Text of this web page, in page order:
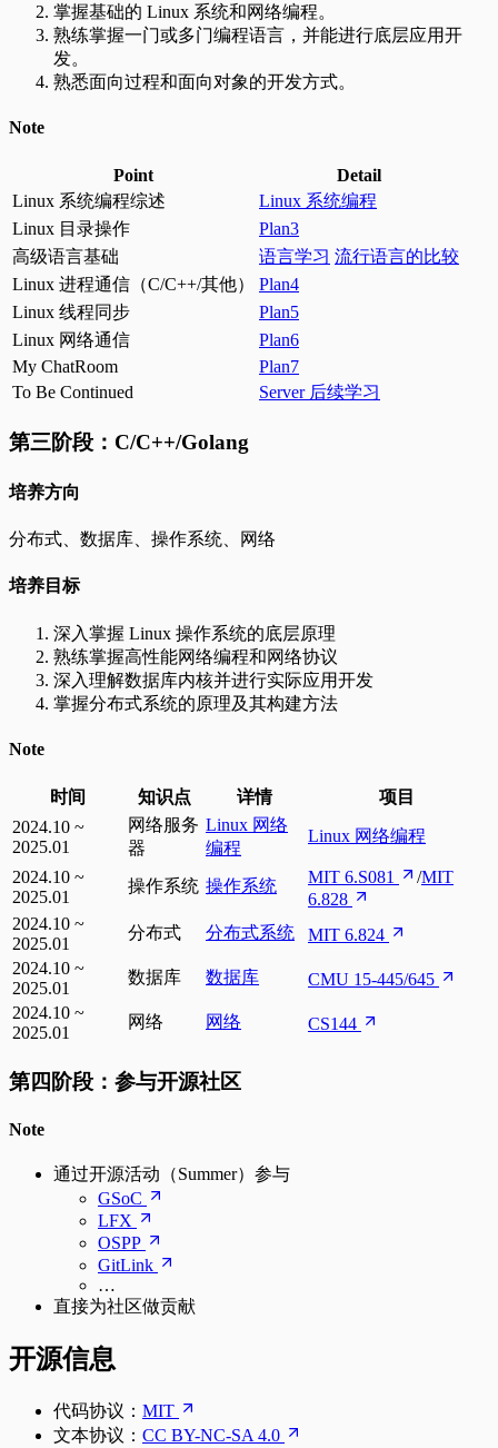
掌握基础的 Linux 系统和网络编程。
熟练掌握一门或多门编程语言，并能进行底层应用开
发。
熟悉面向过程和面向对象的开发方式。
Note
Point
Detail
Linux 系统编程综述
Linux 系统编程
Linux 目录操作
Plan3
高级语言基础
语言学习 流行语言的比较
Linux 进程通信（C/C++/其他）
Plan4
Linux 线程同步
Plan5
Linux 网络通信
Plan6
My ChatRoom
Plan7
To Be Continued
Server 后续学习
第三阶段：C/C++/Golang
培养方向
分布式、数据库、操作系统、网络
培养目标
深入掌握 Linux 操作系统的底层原理
熟练掌握高性能网络编程和网络协议
深入理解数据库内核并进行实际应用开发
掌握分布式系统的原理及其构建方法
Note
时间 知识点 详情
项目
2024.10 ~
2025.01
网络服务
器
Linux 网络
编程
Linux 网络编程
2024.10 ~
2025.01
操作系统 操作系统 MIT 6.S081 /MIT
6.828
2024.10 ~
2025.01
分布式 分布式系统
MIT 6.824
2024.10 ~
2025.01
数据库 数据库
CMU 15-445/645
2024.10 ~
2025.01
网络 网络 CS144
第四阶段：参与开源社区
Note
通过开源活动（Summer）参与
GSoC
LFX
OSPP
GitLink
…
直接为社区做贡献
开源信息
代码协议： MIT
文本协议： CC BY-NC-SA 4.0